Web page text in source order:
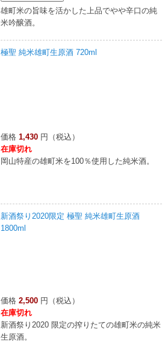
雄町米の旨味を活かした上品でやや辛口の純
米吟醸酒。
極聖 純米雄町生原酒 720ml
価格 1,430 円（税込）
在庫切れ
岡山特産の雄町米を100％使用した純米酒。
新酒祭り2020限定 極聖 純米雄町生原酒
1800ml
価格 2,500 円（税込）
在庫切れ
新酒祭り2020 限定の搾りたての雄町米の純米
生原酒。